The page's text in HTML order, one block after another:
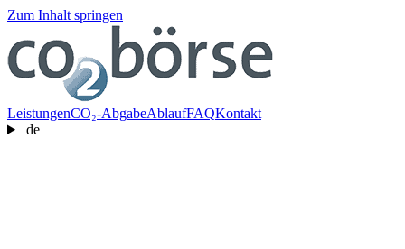
Zum Inhalt springen
LeistungenCO₂-AbgabeAblaufFAQKontakt
de